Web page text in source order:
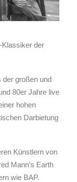
der
der großen und
80er Jahre live
hohen
Darbietung
Künstlern von
Mann’s Earth
wie BAP.